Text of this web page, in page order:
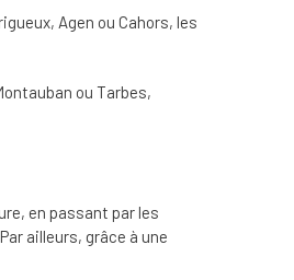
Agen ou Cahors, les
ou Tarbes,
en passant par les
ailleurs, grâce à une